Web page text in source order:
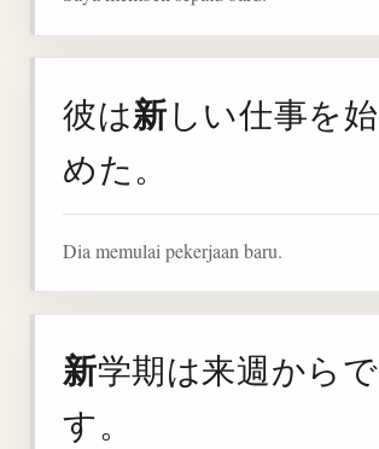
彼は新しい仕事を始
めた。
Dia memulai pekerjaan baru.
新学期は来週からで
す。